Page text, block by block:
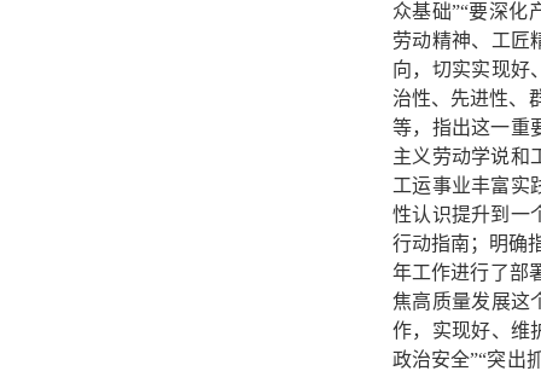
众基础”“要深化
劳动精神、工匠
向，切实实现好
治性、先进性、
等，指出这一重
主义劳动学说和
工运事业丰富实
性认识提升到一
行动指南；明确
年工作进行了部
焦高质量发展这
作，实现好、维
政治安全”“突出